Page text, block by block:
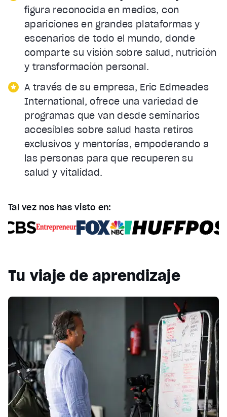
figura reconocida en medios, con
apariciones en grandes plataformas y
escenarios de todo el mundo, donde
comparte su visión sobre salud, nutrición
y transformación personal.
A través de su empresa, Eric Edmeades
International, ofrece una variedad de
programas que van desde seminarios
accesibles sobre salud hasta retiros
exclusivos y mentorías, empoderando a
las personas para que recuperen su
salud y vitalidad.
Tal vez nos has visto en:
Tu viaje de aprendizaje